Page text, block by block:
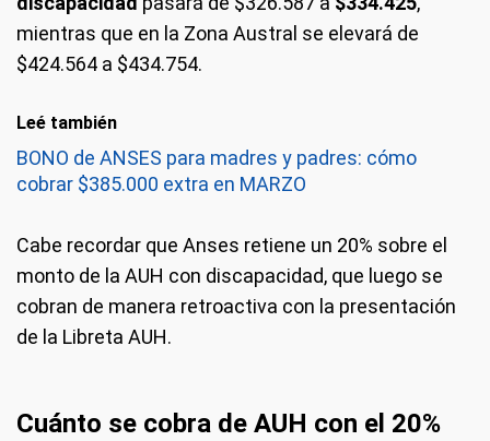
mientras que en la Zona Austral se elevará de
$424.564 a $434.754.
Leé también
BONO de ANSES para madres y padres: cómo
cobrar $385.000 extra en MARZO
Cabe recordar que Anses retiene un 20% sobre el
monto de la AUH con discapacidad, que luego se
cobran de manera retroactiva con la presentación
de la Libreta AUH.
Cuánto se cobra de AUH con el 20%